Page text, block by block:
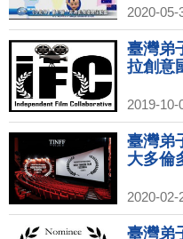
2020-05-
臺灣弟
拉創意
2019-10-
臺灣弟
大多倫
2020-02-
臺灣弟